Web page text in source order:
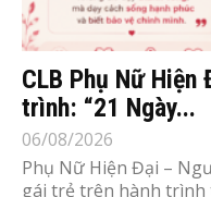
CLB Phụ Nữ
trình: “21 Ngày...
06/08/2026
Phụ Nữ Hiện Đại –
gái trẻ trên hành